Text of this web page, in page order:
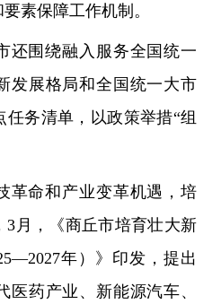
素保障工作机制。
还围绕融入服务全国统一
发展格局和全国统一大市
务清单，以政策举措“组
革命和产业变革机遇，培
3月，《商丘市培育壮大新
年）》印发，提出
医药产业、新能源汽车、